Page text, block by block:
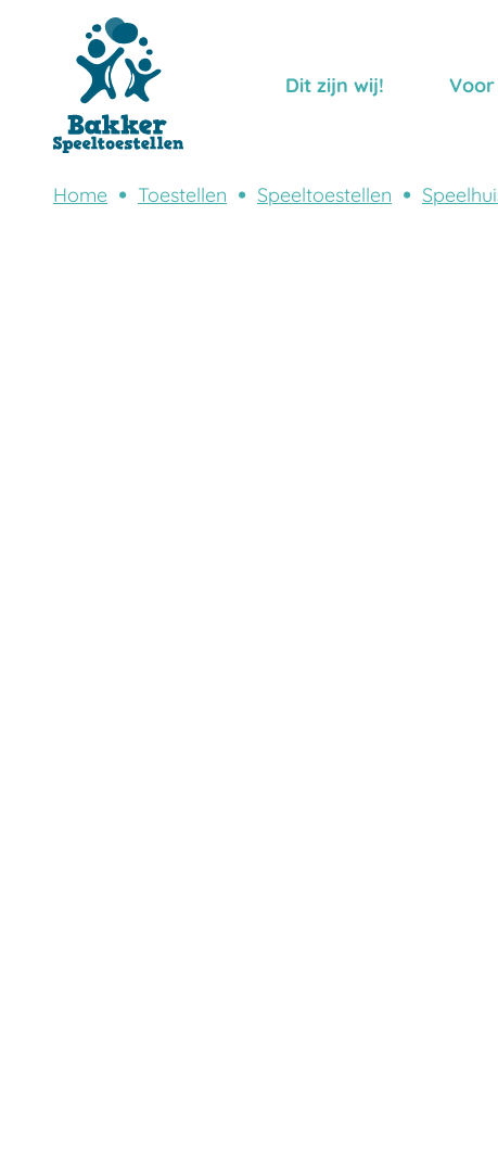
Dit zijn wij!
Home Toestellen Speeltoestellen